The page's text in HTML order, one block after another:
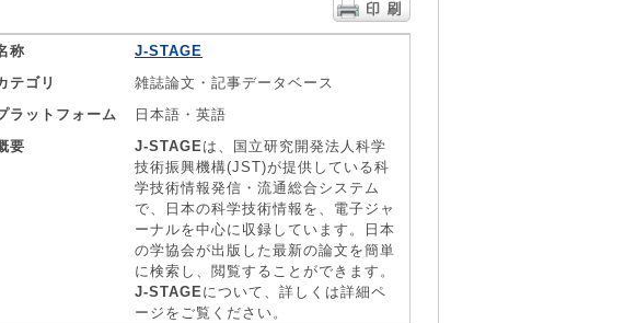
称
J-STAGE
テゴリ
雑誌論文・記事データベース
ラットフォーム
日本語・英語
要
J-STAGEは、国立研究開発法人科学
技術振興機構(JST)が提供している科
学技術情報発信・流通総合システム
で、日本の科学技術情報を、電子ジャ
ーナルを中心に収録しています。日本
の学協会が出版した最新の論文を簡単
に検索し、閲覧することができます。
J-STAGEについて、詳しくは詳細ペ
ージをご覧ください。